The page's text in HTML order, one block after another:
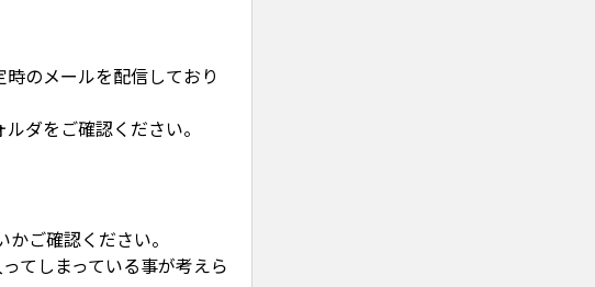
のメールを配信しており
ダをご確認ください。
ご確認ください。
てしまっている事が考えら